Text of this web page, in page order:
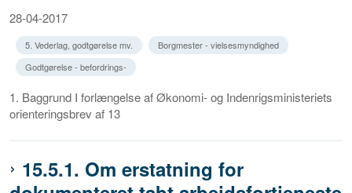
28-04-2017
5. Vederlag, godtgørelse mv.
Borgmester - vielsesmyndighed
Godtgørelse - befordrings-
1. Baggrund I forlængelse af Økonomi- og Indenrigsministeriets
orienteringsbrev af 13
15.5.1. Om erstatning for